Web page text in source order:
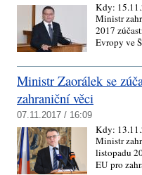
Kdy:
Ministr
2017
Evropy ve
Ministr Zaorálek se
zahraniční věci
07.11.2017 / 16:09
Kdy:
Ministr
listopadu
EU pro